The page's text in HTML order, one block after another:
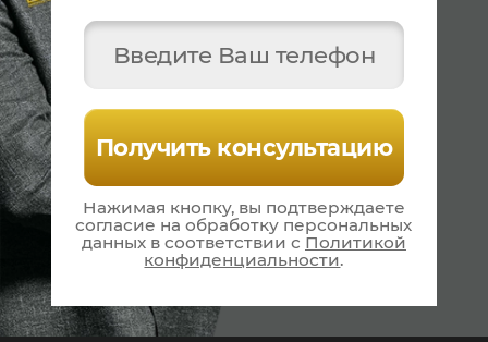
Введите Ваш телефон
Получить консультацию
Нажимая кнопку, вы подтверждаете
согласие наобработку персональных
данных в соответствии с Политикой
конфиденциальности.